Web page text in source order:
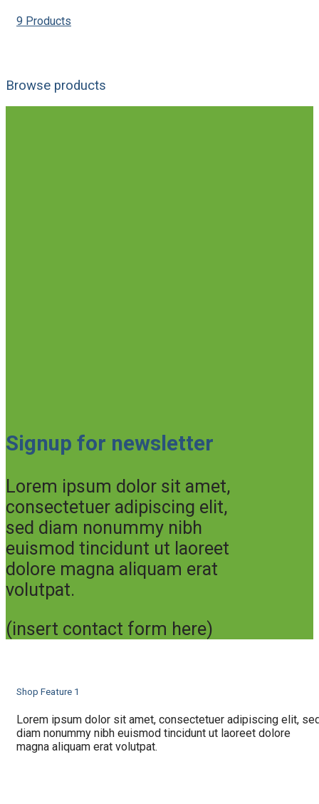
9 Products
Browse products
Signup for newsletter
Lorem ipsum dolor sit amet,
consectetuer adipiscing elit,
sed diam nonummy nibh
euismod tincidunt ut laoreet
dolore magna aliquam erat
volutpat.
(insert contact form here)
Shop Feature 1
Lorem ipsum dolor sit amet, consectetuer adipiscing elit,
diam nonummy nibh euismod tincidunt ut laoreet dolore
magna aliquam erat volutpat.